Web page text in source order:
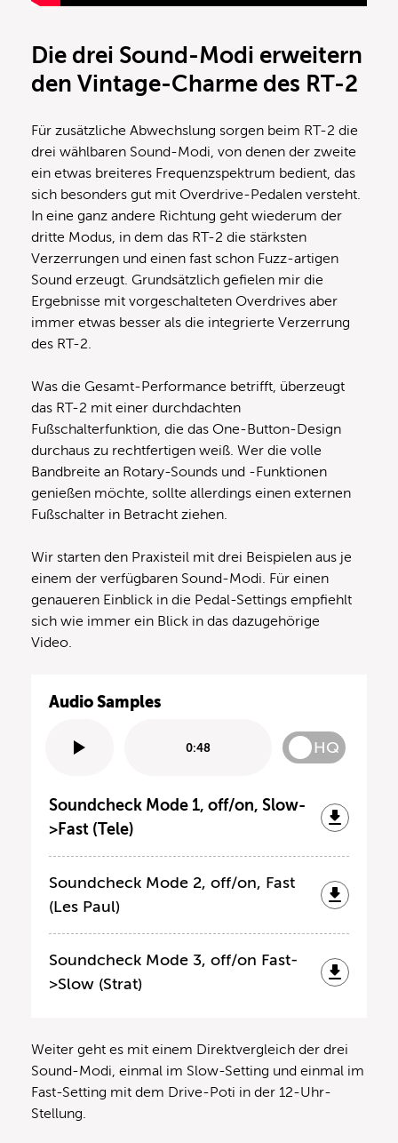
Die drei Sound-Modi erweitern
den Vintage-Charme des RT-2
Für zusätzliche Abwechslung sorgen beim RT-2 die
drei wählbaren Sound-Modi, von denen der zweite
ein etwas breiteres Frequenzspektrum bedient, das
sich besonders gut mit Overdrive-Pedalen versteht.
In eine ganz andere Richtung geht wiederum der
dritte Modus, in dem das RT-2 die stärksten
Verzerrungen und einen fast schon Fuzz-artigen
Sound erzeugt. Grundsätzlich gefielen mir die
Ergebnisse mit vorgeschalteten Overdrives aber
immer etwas besser als die integrierte Verzerrung
des RT-2.
Was die Gesamt-Performance betrifft, überzeugt
das RT-2 mit einer durchdachten
Fußschalterfunktion, die das One-Button-Design
durchaus zu rechtfertigen weiß. Wer die volle
Bandbreite an Rotary-Sounds und -Funktionen
genießen möchte, sollte allerdings einen externen
Fußschalter in Betracht ziehen.
Wir starten den Praxisteil mit drei Beispielen aus je
einem der verfügbaren Sound-Modi. Für einen
genaueren Einblick in die Pedal-Settings empfiehlt
sich wie immer ein Blick in das dazugehörige
Video.
Audio Samples
0:48 HQ
Soundcheck Mode 1, off/on, Slow-
>Fast (Tele)
Soundcheck Mode 2, off/on, Fast
(Les Paul)
Soundcheck Mode 3, off/on Fast-
>Slow (Strat)
Weiter geht es mit einem Direktvergleich der drei
Sound-Modi, einmal im Slow-Setting und einmal im
Fast-Setting mit dem Drive-Poti in der 12-Uhr-
Stellung.